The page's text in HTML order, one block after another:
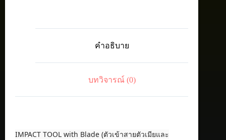
คำอธิบาย
บทวิจารณ์ (0)
IMPACT TOOL with Blade (ตัวเข้าสายตัวเมียและ